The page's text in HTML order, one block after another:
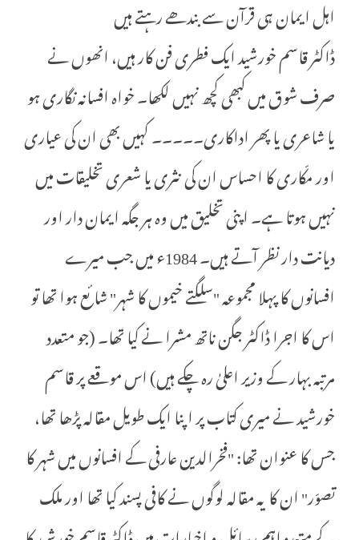
اہل ایمان ہی قرآن سے بندھے رہتے ہیں
ڈاکٹر قاسم خورشید ایک فطری فن کار ہیں، انھوں نے
صرف شوق میں کبھی کچھ نہیں لکھا۔ خواہ افسانہ نگاری ہو
یا شاعری یا پھر اداکاری۔۔۔۔۔ کہیں بھی ان کی عیاری
اور مکّاری کا احساس ان کی نثری یا شعری تخلیقات میں
نہیں ہوتا ہے۔ اپنی تخلیق میں وہ ہر جگہ ایمان دار اور
دیانت دار نظر آتے ہیں۔ 1984ء میں جب میرے
افسانوں کا پہلا مجموعہ "سلگتے خیموں کا شہر" شائع ہوا تھا تو
اس کا اجرا ڈاکٹر جگن ناتھ مشرا نے کیا تھا۔ (جو متعدد
مرتبہ بہار کے وزیر اعلیٰ رہ چکے ہیں) اس موقعے پر قاسم
خورشید نے میری کتاب پر اپنا ایک طویل مقالہ پڑھا تھا،
جس کا عنوان تھا: "فخرالدین عارفی کے افسانوں میں شہر کا
تصوّر" ان کا یہ مقالہ لوگوں نے کافی پسند کیا تھا اور ملک